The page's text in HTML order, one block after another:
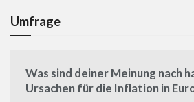
Umfrage
Was sind deiner Meinung nach
Ursachen für die Inflation in